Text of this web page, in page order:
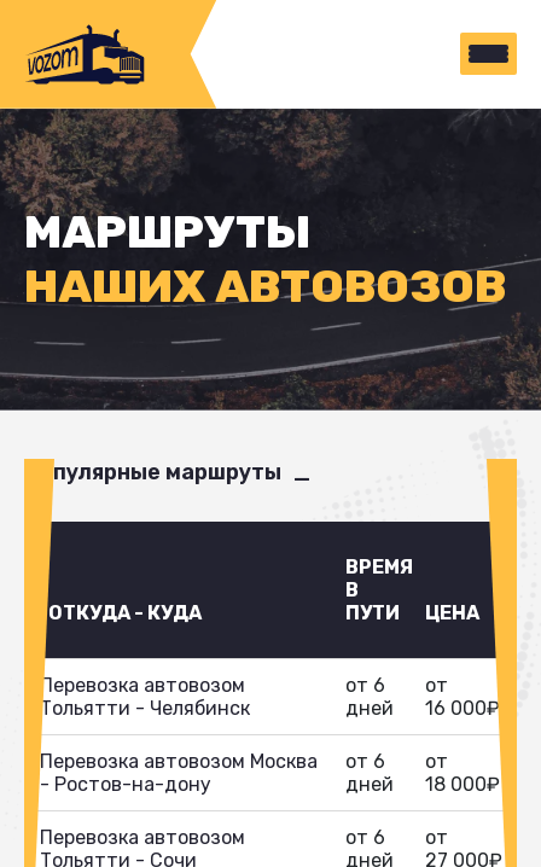
МАРШРУТЫ
НАШИХ АВТОВОЗОВ
Популярные маршруты
ОТКУДА - КУДА
ВРЕМЯ
В
ПУТИ
ЦЕНА
Перевозка автовозом
Тольятти - Челябинск
от 6
дней
от
16 000₽
Перевозка автовозом Москва
- Ростов-на-дону
от 6
дней
от
18 000₽
Перевозка автовозом
Тольятти - Сочи
от 6
дней
от
27 000₽